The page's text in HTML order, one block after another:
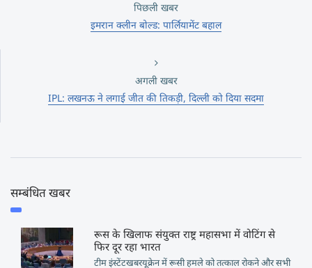
पिछली खबर
इमरान क्लीन बोल्ड: पार्लियामेंट बहाल
अगली खबर
IPL: लखनऊ ने लगाई जीत की तिकड़ी, दिल्ली को दिया सदमा
सम्बंधित खबर
रूस के खिलाफ संयुक्त राष्ट्र महासभा में वोटिंग से
फिर दूर रहा भारत
टीम इंस्टेंटखबरयूक्रेन में रूसी हमले को तत्काल रोकने और सभी